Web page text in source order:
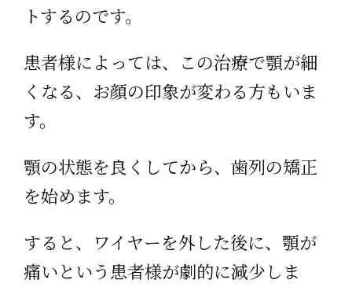
トするのです。
患者様によっては、この治療で顎が細
くなる、お顔の印象が変わる方もいま
す。
顎の状態を良くしてから、歯列の矯正
を始めます。
すると、ワイヤーを外した後に、顎が
痛いという患者様が劇的に減少しま